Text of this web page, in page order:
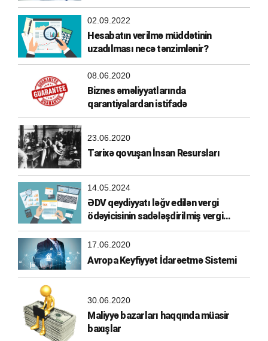
02.09.2022
Hesabatın verilmə müddətinin
uzadılması necə tənzimlənir?
08.06.2020
Biznes əməliyyatlarında
qarantiyalardan istifadə
23.06.2020
Tarixə qovuşan İnsan Resursları
14.05.2024
ƏDV qeydiyyatı ləğv edilən vergi
ödəyicisinin sadələşdirilmiş vergi
ödəyicisi olma hüququ
17.06.2020
Avropa Keyfiyyət İdarəetmə Sistemi
30.06.2020
Maliyyə bazarları haqqında müasir
baxışlar